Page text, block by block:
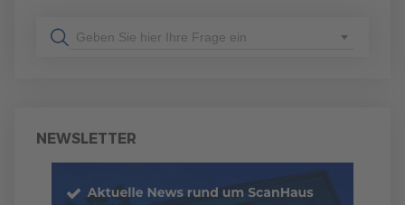
Geben Sie hier Ihre Frage ein
NEWSLETTER